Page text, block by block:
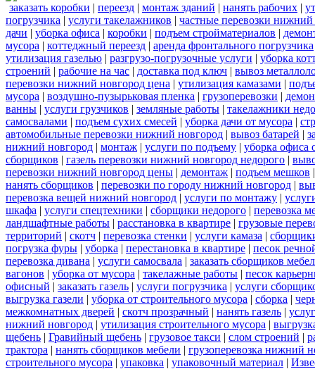
заказать коробки | переезд | монтаж зданий | нанять рабочих |
погрузчика | услуги такелажников | частные перевозки нижний
дачи | уборка офиса | коробки | подъем стройматериалов |
мусора | коттеджный переезд | аренда фронтального погрузчика
утилизация газелью | разгрузо-погрузочные услуги | уборка
строений | рабочие на час | доставка под ключ | вывоз
перевозки нижний новгород цена | утилизация камазами |
мусора | воздушно-пузырьковая пленка | грузоперевозки |
ванны | услуги грузчиков | земляные работы | такелажники
самосвалами | подъем сухих смесей | уборка дачи от мусора |
автомобильные перевозки нижний новгород | вывоз батарей |
нижний новгород | монтаж | услуги по подъему | уборка офиса
сборщиков | газель перевозки нижний новгород недорого |
перевозки нижний новгород цены | демонтаж | подъем мешков
нанять сборщиков | перевозки по городу нижний новгород |
перевозка вещей нижний новгород | услуги по монтажу |
шкафа | услуги спецтехники | сборщики недорого | перевозка
ландшафтные работы | расстановка в квартире | грузовые
территорий | скотч | перевозка стенки | услуги камаза |
погрузка фуры | уборка | перестановка в квартире | песок
перевозка дивана | услуги самосвала | заказать сборщиков
вагонов | уборка от мусора | такелажные работы | песок
офисный | заказать газель | услуги погрузчика | услуги
выгрузка газели | уборка от строительного мусора | сборка |
межкомнатных дверей | скотч прозрачный | нанять газель |
нижний новгород | утилизация строительного мусора |
щебень | Гравийный щебень | грузовое такси | слом строений |
трактора | нанять сборщиков мебели | грузоперевозка нижний
строительного мусора | упаковка | упаковочный материал |